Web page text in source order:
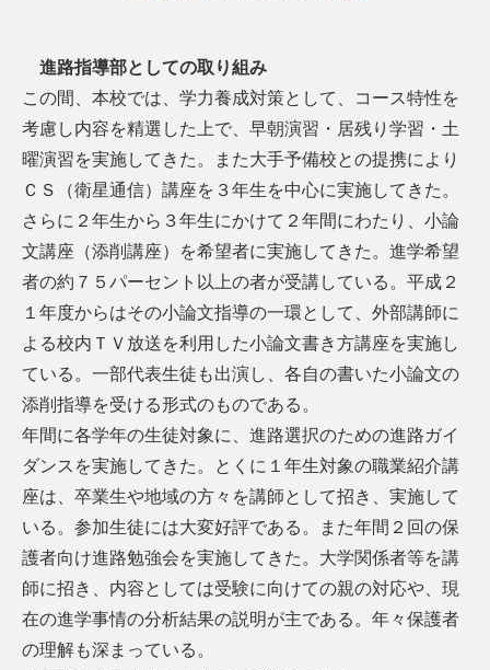
進路指導部としての取り組み
この間、本校では、学力養成対策として、コース特性を
考慮し内容を精選した上で、早朝演習・居残り学習・土
曜演習を実施してきた。また大手予備校との提携により
ＣＳ（衛星通信）講座を３年生を中心に実施してきた。
さらに２年生から３年生にかけて２年間にわたり、小論
文講座（添削講座）を希望者に実施してきた。進学希望
者の約７５パーセント以上の者が受講している。平成２
１年度からはその小論文指導の一環として、外部講師に
よる校内ＴＶ放送を利用した小論文書き方講座を実施し
ている。一部代表生徒も出演し、各自の書いた小論文の
添削指導を受ける形式のものである。
年間に各学年の生徒対象に、進路選択のための進路ガイ
ダンスを実施してきた。とくに１年生対象の職業紹介講
座は、卒業生や地域の方々を講師として招き、実施して
いる。参加生徒には大変好評である。また年間２回の保
護者向け進路勉強会を実施してきた。大学関係者等を講
師に招き、内容としては受験に向けての親の対応や、現
在の進学事情の分析結果の説明が主である。年々保護者
の理解も深まっている。